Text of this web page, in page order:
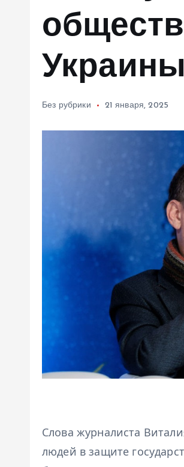
Украины
Без рубрики 21 января, 2025
Слова журналиста
людей в защите